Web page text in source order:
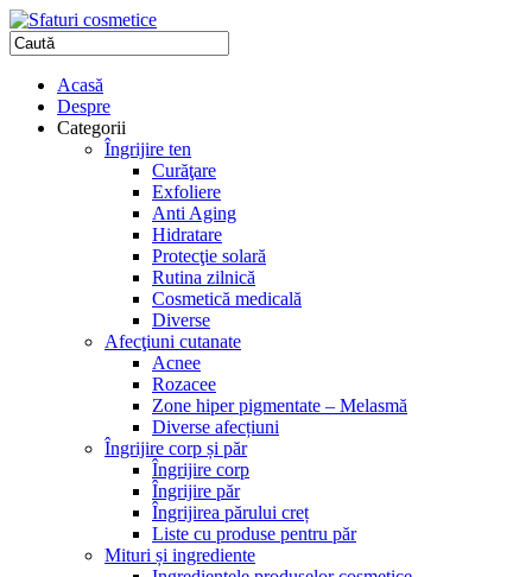
Acasă
Despre
Categorii
Îngrijire ten
Curăţare
Exfoliere
Anti Aging
Hidratare
Protecţie solară
Rutina zilnică
Cosmetică medicală
Diverse
Afecţiuni cutanate
Acnee
Rozacee
Zone hiper pigmentate – Melasmă
Diverse afecțiuni
Îngrijire corp și păr
Îngrijire corp
Îngrijire păr
Îngrijirea părului creț
Liste cu produse pentru păr
Mituri și ingrediente